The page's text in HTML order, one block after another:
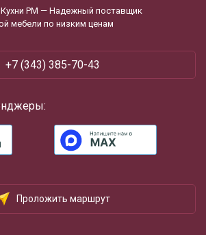
РМ — Надежный поставщик
мебели по низким ценам
+7 (343) 385-70-43
Проложить маршрут